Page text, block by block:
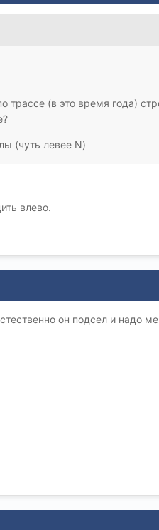
трассе (в это время года)
(чуть левее N)
влево.
он подсел и надо